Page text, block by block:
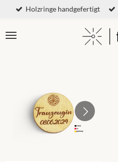
Zum
springen
Holzringe handgefertigt